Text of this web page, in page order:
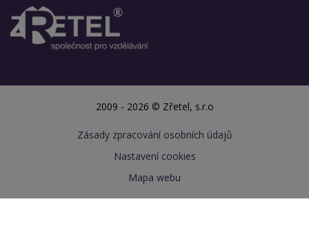
2009 - 2026 © Zřetel, s.r.o
Zásady zpracování osobních údajů
Nastavení cookies
Mapa webu